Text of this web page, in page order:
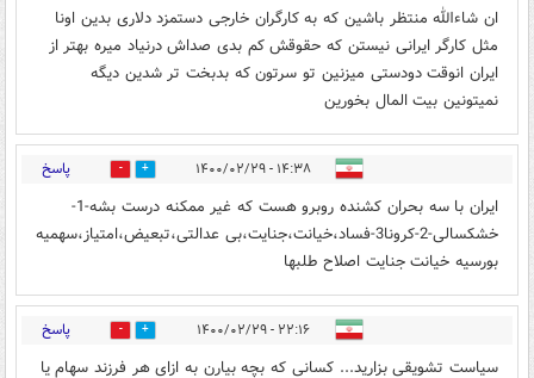
ان شاءالله منتظر باشین که به کارگران خارجی دستمزد دلاری بدین اونا
مثل کارگر ایرانی نیستن که حقوقش کم بدی صداش درنیاد میره بهتر از
ایران انوقت دودستی میزنین تو سرتون که بدبخت تر شدین دیگه
نمیتونین بیت المال بخورین
۱۴:۳۸ - ۱۴۰۰/۰۲/۲۹ 1 پاسخ
ایران با سه بحران کشنده روبرو هست که غیر ممکنه درست بشه-1-
خشکسالی-2-کرونا3-فساد،خیانت،جنایت،بی عدالتی،تبعیض،امتیاز،سهمیه
بورسیه خیانت جنایت اصلاح طلبها
۲۲:۱۶ - ۱۴۰۰/۰۲/۲۹ 3 پاسخ
سیاست تشویقی بزارید... کسانی که بچه بیارن به ازای هر فرزند سهام یا